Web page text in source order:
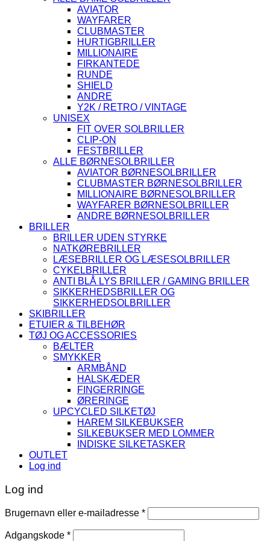
AVIATOR
WAYFARER
CLUBMASTER
HURTIGBRILLER
MILLIONAIRE
FIRKANTEDE
RUNDE
SHIELD
ANDRE
Y2K / RETRO / VINTAGE
UNISEX
FIT OVER SOLBRILLER
CLIP-ON
FESTBRILLER
ALLE BØRNESOLBRILLER
AVIATOR BØRNESOLBRILLER
CLUBMASTER BØRNESOLBRILLER
MILLIONAIRE BØRNESOLBRILLER
WAYFARER BØRNESOLBRILLER
ANDRE BØRNESOLBRILLER
BRILLER
BRILLER UDEN STYRKE
NATKØREBRILLER
LÆSEBRILLER OG LÆSESOLBRILLER
CYKELBRILLER
ANTI BLÅ LYS BRILLER / GAMING BRILLER
SIKKERHEDSBRILLER OG
SIKKERHEDSOLBRILLER
SKIBRILLER
ETUIER & TILBEHØR
TØJ OG ACCESSORIES
BÆLTER
SMYKKER
ARMBÅND
HALSKÆDER
FINGERRINGE
ØRERINGE
UPCYCLED SILKETØJ
HAREM SILKEBUKSER
SILKEBUKSER MED LOMMER
INDISKE SILKETASKER
OUTLET
Log ind
Log ind
Brugernavn eller e-mailadresse *Påkrævet
Adgangskode *Påkrævet